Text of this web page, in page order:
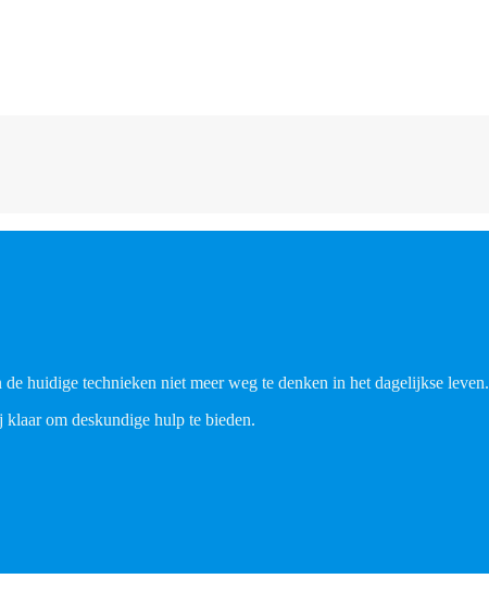
huidige technieken niet meer weg te denken in het dagelijkse leven.
om deskundige hulp te bieden.